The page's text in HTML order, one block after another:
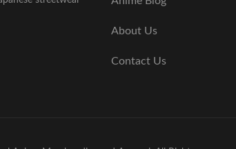
About Us
Contact Us